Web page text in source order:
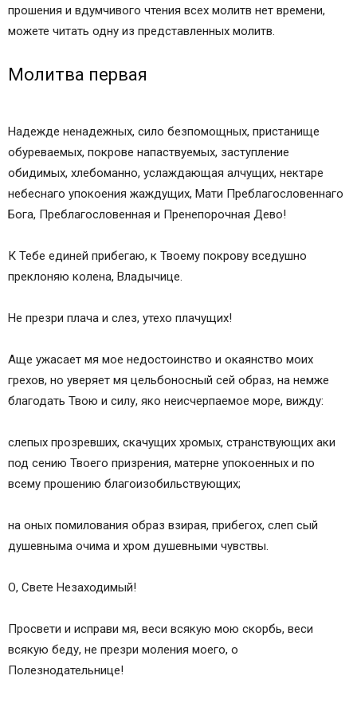
прошения и вдумчивого чтения всех молитв нет времени,
можете читать одну из представленных молитв.
Молитва первая
Надежде ненадежных, сило безпомощных, пристанище
обуреваемых, покрове напаствуемых, заступление
обидимых, хлебоманно, услаждающая алчущих, нектаре
небеснаго упокоения жаждущих, Мати Преблагословеннаго
Бога, Преблагословенная и Пренепорочная Дево!
К Тебе единей прибегаю, к Твоему покрову вседушно
преклоняю колена, Владычице.
Не презри плача и слез, утехо плачущих!
Аще ужасает мя мое недостоинство и окаянство моих
грехов, но уверяет мя цельбоносный сей образ, на немже
благодать Твою и силу, яко неисчерпаемое море, вижду:
слепых прозревших, скачущих хромых, странствующих аки
под сению Твоего призрения, матерне упокоенных и по
всему прошению благоизобильствующих;
на оных помилования образ взирая, прибегох, слеп сый
душевныма очима и хром душевными чувствы.
О, Свете Незаходимый!
Просвети и исправи мя, веси всякую мою скорбь, веси
всякую беду, не презри моления моего, о
Полезнодательнице!